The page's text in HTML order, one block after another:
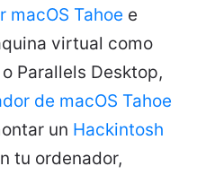
macOS Tahoe e
virtual como
Parallels Desktop,
de macOS Tahoe
un Hackintosh
tu ordenador,